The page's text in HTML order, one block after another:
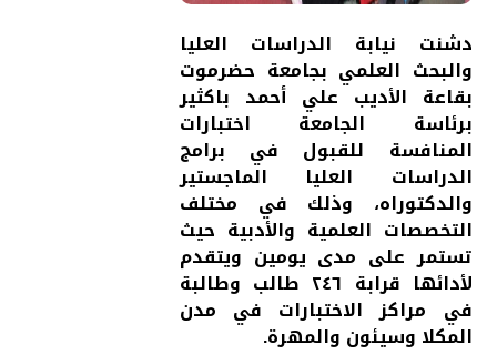
دشنت نيابة الدراسات العليا
والبحث العلمي بجامعة حضرموت
بقاعة الأديب علي أحمد باكثير
برئاسة الجامعة اختبارات
المنافسة للقبول في برامج
الدراسات العليا الماجستير
والدكتوراه، وذلك في مختلف
التخصصات العلمية والأدبية حيث
تستمر على مدى يومين ويتقدم
لأدائها قرابة ٢٤٦ طالب وطالبة
في مراكز الاختبارات في مدن
المكلا وسيئون والمهرة.